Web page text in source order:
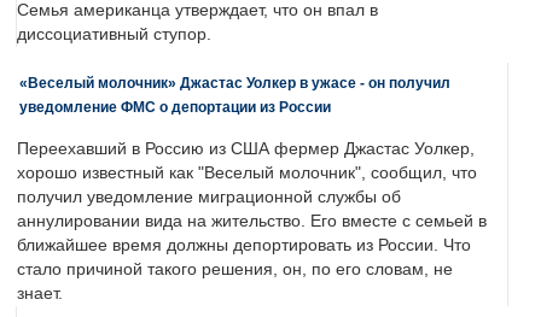
Семья американца утверждает, что он впал в
диссоциативный ступор.
«Веселый молочник» Джастас Уолкер в ужасе - он получил
уведомление ФМС о депортации из России
Переехавший в Россию из США фермер Джастас Уолкер,
хорошо известный как "Веселый молочник", сообщил, что
получил уведомление миграционной службы об
аннулировании вида на жительство. Его вместе с семьей в
ближайшее время должны депортировать из России. Что
стало причиной такого решения, он, по его словам, не
знает.